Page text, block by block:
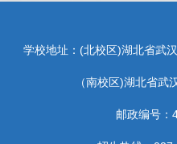
学校地址：(北校区)湖北省武
（南校区)湖北省武
邮政编号：